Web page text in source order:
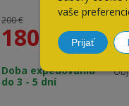
vaše
Prijať
Materiál: nerez
Vonkajšie rozmery: 1000
200 €
180
Doba expedovania
do 3 - 5 dní